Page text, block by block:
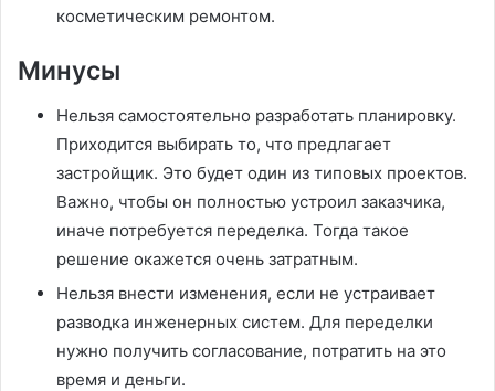
косметическим ремонтом.
Минусы
Нельзя самостоятельно разработать планировку.
Приходится выбирать то, что предлагает
застройщик. Это будет один из типовых проектов.
Важно, чтобы он полностью устроил заказчика,
иначе потребуется переделка. Тогда такое
решение окажется очень затратным.
Нельзя внести изменения, если не устраивает
разводка инженерных систем. Для переделки
нужно получить согласование, потратить на это
время и деньги.